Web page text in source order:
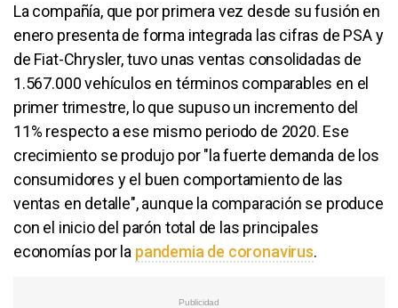
La compañía, que por primera vez desde su fusión en
enero presenta de forma integrada las cifras de PSA y
de Fiat-Chrysler, tuvo unas ventas consolidadas de
1.567.000 vehículos en términos comparables en el
primer trimestre, lo que supuso un incremento del
11% respecto a ese mismo periodo de 2020. Ese
crecimiento se produjo por "la fuerte demanda de los
consumidores y el buen comportamiento de las
ventas en detalle", aunque la comparación se produce
con el inicio del parón total de las principales
economías por la pandemia de coronavirus.